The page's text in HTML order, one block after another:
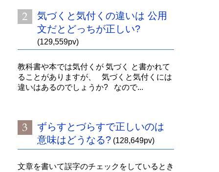
気づくと気付くの違いは 公用
文だとどっちが正しい?
(129,559pv)
教科書や本では気付くが 気づく と書かれて
ることがありますが、 気づくと気付くには
違いはあるのでしょうか? なので...
ずらすとづらすで正しいのは
意味はどうなる? (128,649pv)
文章を書いて誤字のチェックをしているとき